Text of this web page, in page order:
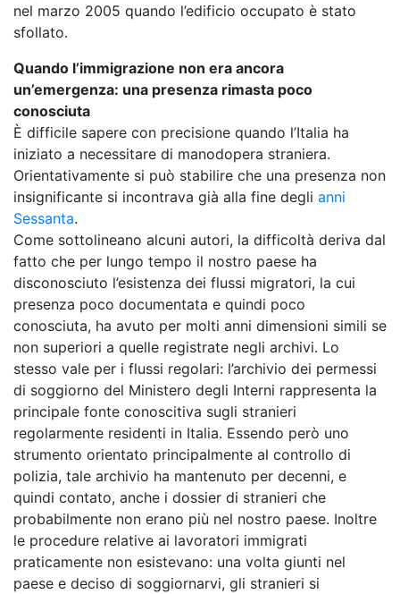
nel marzo 2005 quando l’edificio occupato è stato
sfollato.
Quando l’immigrazione non era ancora
un’emergenza: una presenza rimasta poco
conosciuta
È difficile sapere con precisione quando l’Italia ha
iniziato a necessitare di manodopera straniera.
Orientativamente si può stabilire che una presenza non
insignificante si incontrava già alla fine degli anni
Sessanta.
Come sottolineano alcuni autori, la difficoltà deriva dal
fatto che per lungo tempo il nostro paese ha
disconosciuto l’esistenza dei flussi migratori, la cui
presenza poco documentata e quindi poco
conosciuta, ha avuto per molti anni dimensioni simili se
non superiori a quelle registrate negli archivi. Lo
stesso vale per i flussi regolari: l’archivio dei permessi
di soggiorno del Ministero degli Interni rappresenta la
principale fonte conoscitiva sugli stranieri
regolarmente residenti in Italia. Essendo però uno
strumento orientato principalmente al controllo di
polizia, tale archivio ha mantenuto per decenni, e
quindi contato, anche i dossier di stranieri che
probabilmente non erano più nel nostro paese. Inoltre
le procedure relative ai lavoratori immigrati
praticamente non esistevano: una volta giunti nel
paese e deciso di soggiornarvi, gli stranieri si